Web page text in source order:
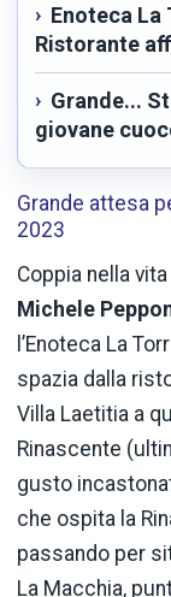
Enoteca
Ristorante
Grande...
giovane
Grande attesa
2023
Coppia nella
Michele
l’Enoteca La
spazia dalla
Villa Laetitia a
Rinascente
gusto
che ospita la
passando per
La Macchia,